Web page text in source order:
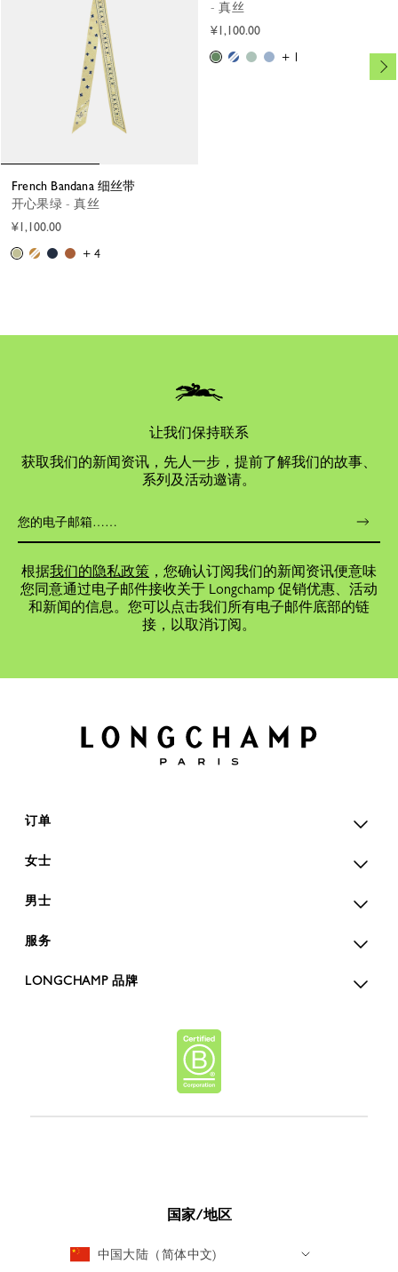
French Bandana 细丝带
开心果绿 - 真丝
¥1,100.00
+ 4
- 真丝
¥1,100.00
+ 1
让我们保持联系
获取我们的新闻资讯，先人一步，提前了解我们的故事、
系列及活动邀请。
根据我们的隐私政策 ，您确认订阅我们的新闻资讯便意味
您同意通过电子邮件接收关于 Longchamp 促销优惠、活动
和新闻的信息。您可以点击我们所有电子邮件底部的链
接，以取消订阅。
订单
女士
男士
服务
LONGCHAMP 品牌
国家/地区
中国大陆（简体中文)